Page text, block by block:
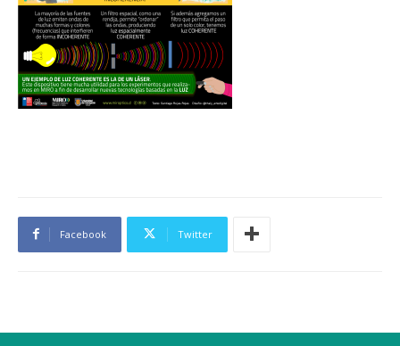
Facebook Twitter